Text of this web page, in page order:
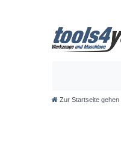
Zur Startseite gehen